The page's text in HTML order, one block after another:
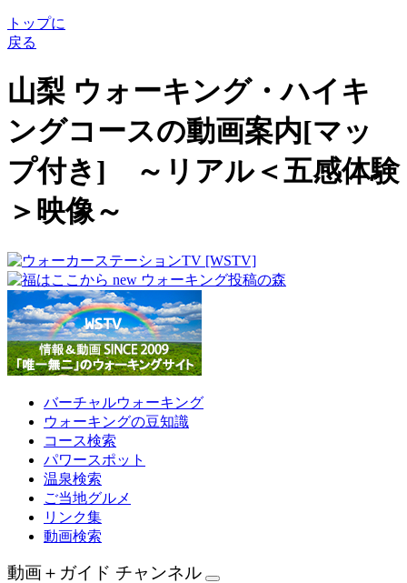
トップに
戻る
山梨 ウォーキング・ハイキ
ングコースの動画案内[マッ
プ付き] ～リアル＜五感体験
＞映像～
バーチャルウォーキング
ウォーキングの豆知識
コース検索
パワースポット
温泉検索
ご当地グルメ
リンク集
動画検索
動画＋ガイド チャンネル